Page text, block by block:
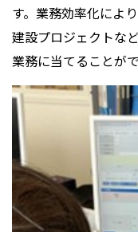
す。業務効率化によ
建設プロジェクトな
業務に当てることが